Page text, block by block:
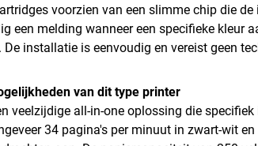
voorzien van een slimme chip die
een melding wanneer een specifieke kleur
installatie is eenvoudig en vereist geen
van dit type printer
veelzijdige all-in-one oplossing die
34 pagina's per minuut in zwart-wit